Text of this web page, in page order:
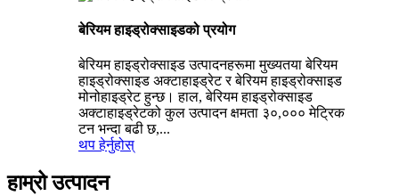
बेरियम हाइड्रोक्साइडको प्रयोग
बेरियम हाइड्रोक्साइड उत्पादनहरूमा मुख्यतया बेरियम
हाइड्रोक्साइड अक्टाहाइड्रेट र बेरियम हाइड्रोक्साइड
मोनोहाइड्रेट हुन्छ। हाल, बेरियम हाइड्रोक्साइड
अक्टाहाइड्रेटको कुल उत्पादन क्षमता ३०,००० मेट्रिक
टन भन्दा बढी छ,...
थप हेर्नुहोस्
हाम्रो उत्पादन